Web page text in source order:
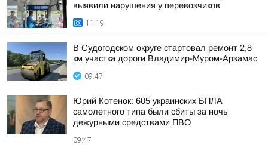
выявили нарушения у перевозчиков
11:19
В Судогодском округе стартовал ремонт 2,8
км участка дороги Владимир-Муром-Арзамас
09:47
Юрий Котенок: 605 украинских БПЛА
самолетного типа были сбиты за ночь
дежурными средствами ПВО
09:47